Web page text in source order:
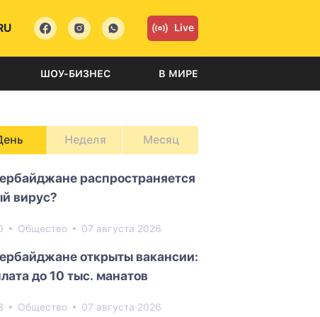
Live
ШОУ-БИЗНЕС В МИРЕ
Неделя Месяц
распространяется
вирус?
Общество 07 августа 2026
открыты вакансии:
до 10 тыс. манатов
Общество 07 августа 2026